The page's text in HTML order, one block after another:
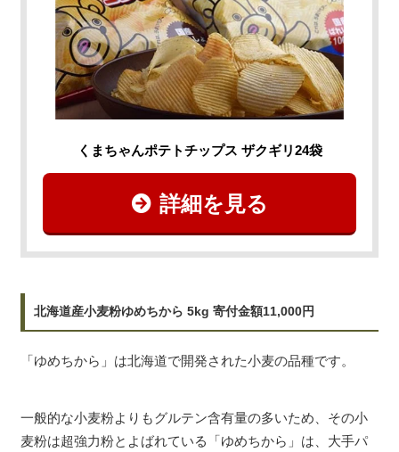
くまちゃんポテトチップス ザクギリ24袋
詳細を見る
北海道産小麦粉ゆめちから 5kg 寄付金額11,000円
「ゆめちから」は北海道で開発された小麦の品種です。
一般的な小麦粉よりもグルテン含有量の多いため、その小
麦粉は超強力粉とよばれている「ゆめちから」は、大手パ